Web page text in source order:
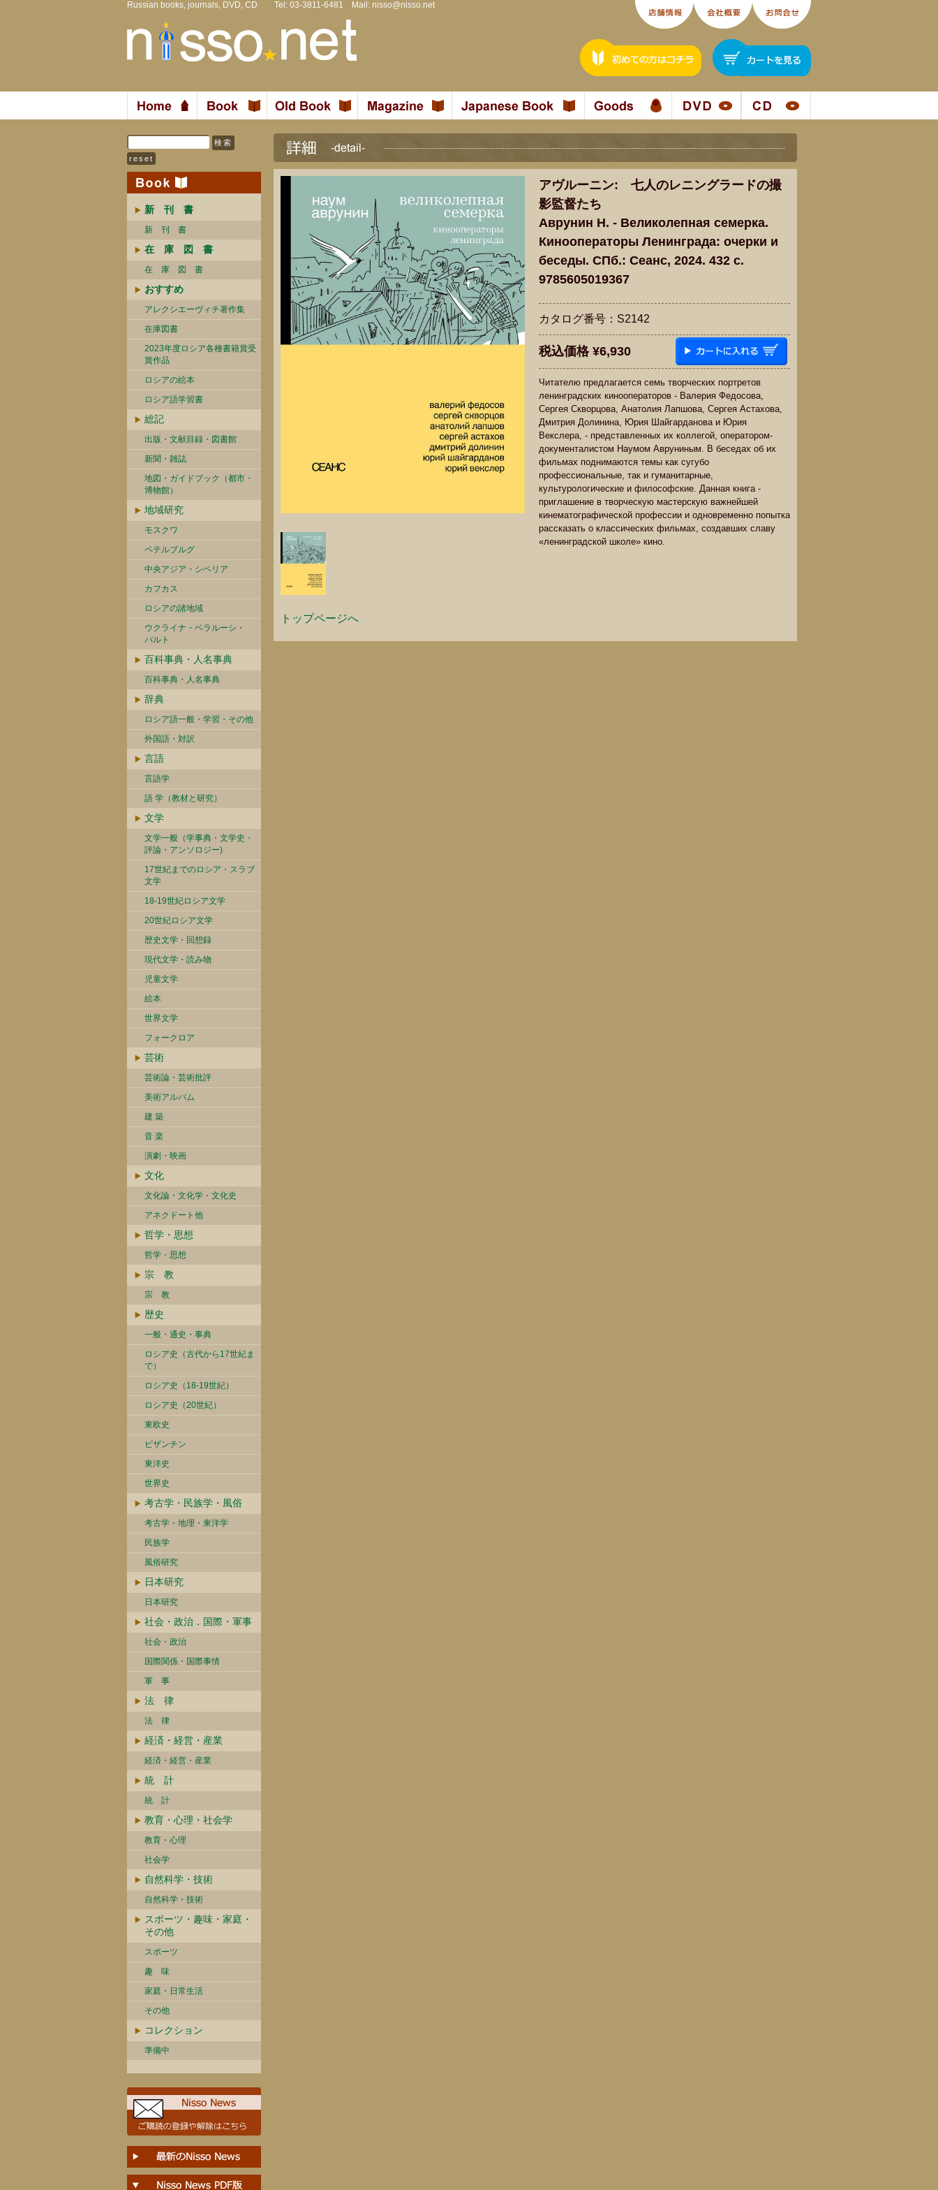
Russian books, journals, DVD, CD Tel: 03-3811-6481 Mail: nisso@nisso.net
新 刊 書
新 刊 書
在 庫 図 書
在 庫 図 書
おすすめ
アレクシエーヴィチ著作集
在庫図書
2023年度ロシア各種書籍賞受
賞作品
ロシアの絵本
ロシア語学習書
総記
出版・文献目録・図書館
新聞・雑誌
地図・ガイドブック（都市・
博物館）
地域研究
モスクワ
ペテルブルグ
中央アジア・シベリア
カフカス
ロシアの諸地域
ウクライナ・ベラルーシ・
バルト
百科事典・人名事典
百科事典・人名事典
辞典
ロシア語一般・学習・その他
外国語・対訳
言語
言語学
語 学（教材と研究）
文学
文学一般（学事典・文学史・
評論・アンソロジー)
17世紀までのロシア・スラブ
文学
18-19世紀ロシア文学
20世紀ロシア文学
歴史文学・回想録
現代文学・読み物
児童文学
絵本
世界文学
フォークロア
芸術
芸術論・芸術批評
美術アルバム
建 築
音 楽
演劇・映画
文化
文化論・文化学・文化史
アネクドート他
哲学・思想
哲学・思想
宗 教
宗 教
歴史
一般・通史・事典
ロシア史（古代から17世紀ま
で）
ロシア史（18-19世紀）
ロシア史（20世紀）
東欧史
ビザンチン
東洋史
世界史
考古学・民族学・風俗
考古学・地理・東洋学
民族学
風俗研究
日本研究
日本研究
社会・政治．国際・軍事
社会・政治
国際関係・国際事情
軍 事
法 律
法 律
経済・経営・産業
経済・経営・産業
統 計
統 計
教育・心理・社会学
教育・心理
社会学
自然科学・技術
自然科学・技術
スポーツ・趣味・家庭・
その他
スポーツ
趣 味
家庭・日常生活
その他
コレクション
準備中
アヴルーニン: 七人のレニングラードの撮
影監督たち
Аврунин Н. - Великолепная семерка.
Кинооператоры Ленинграда: очерки и
беседы. СПб.: Сеанс, 2024. 432 c.
9785605019367
カタログ番号：S2142
税込価格 ¥6,930
Читателю предлагается семь творческих портретов
ленинградских кинооператоров - Валерия Федосова,
Сергея Скворцова, Анатолия Лапшова, Сергея Астахова,
Дмитрия Долинина, Юрия Шайгарданова и Юрия
Векслера, - представленных их коллегой, оператором-
документалистом Наумом Авруниным. В беседах об их
фильмах поднимаются темы как сугубо
профессиональные, так и гуманитарные,
культурологические и философские. Данная книга -
приглашение в творческую мастерскую важнейшей
кинематографической профессии и одновременно попытка
рассказать о классических фильмах, создавших славу
«ленинградской школе» кино.
トップページへ